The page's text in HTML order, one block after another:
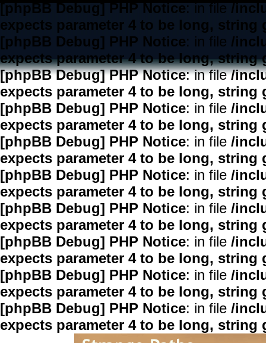
[phpBB Debug] PHP Notice: in file/
expects parameter 4 to be long, string
[phpBB Debug] PHP Notice: in file /
expects parameter 4 to be long, string
[phpBB Debug] PHP Notice: in file/
expects parameter 4 to be long, string
[phpBB Debug] PHP Notice: in file /
expects parameter 4 to be long, string
[phpBB Debug] PHP Notice: in file /
expects parameter 4 to be long, string
[phpBB Debug] PHP Notice: in file /
expects parameter 4 to be long, string
[phpBB Debug] PHP Notice: in file /
expects parameter 4 to be long, string
[phpBB Debug] PHP Notice: in file /
expects parameter 4 to be long, string
[phpBB Debug] PHP Notice: in file /
expects parameter 4 to be long, string
[phpBB Debug] PHP Notice: in file /
expects parameter 4 to be long, string